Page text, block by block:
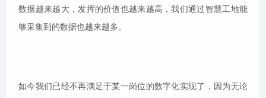
数据越来越大，发挥的价值也越来越高，我们通过智慧工地能
够采集到的数据也越来越多。
如今我们已经不再满足于某一岗位的数字化实现了，因为无论